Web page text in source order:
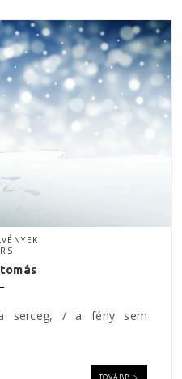
serceg, / a fény sem